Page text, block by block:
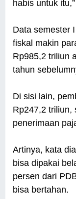
habis untuk
Data semester
fiskal makin
Rp985,2 triliun
tahun
Di sisi lain,
Rp247,2 triliun,
penerimaan
Artinya, kata
bisa dipakai
persen dari
bisa bertahan.